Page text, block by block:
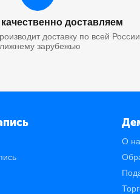
доставляем
доставку по всей
зарубежью
О